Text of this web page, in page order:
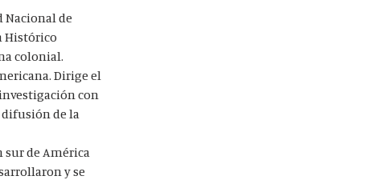
Nacional de
Histórico
colonial.
Dirige el
con
de la
de América
y se